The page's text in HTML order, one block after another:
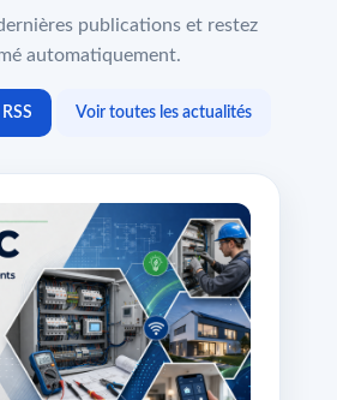
publications et restez
automatiquement.
Voir toutes les actualités